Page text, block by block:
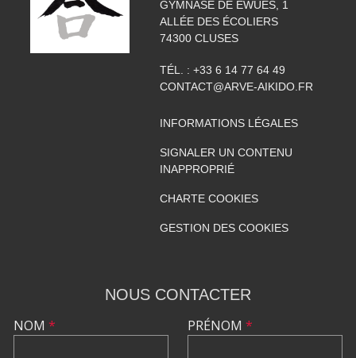
GYMNASE DE EWÜES, 1
ALLÉE DES ÉCOLIERS
74300 CLUSES
TÉL. : +33 6 14 77 64 49
CONTACT@ARVE-AIKIDO.FR
INFORMATIONS LÉGALES
SIGNALER UN CONTENU
INAPPROPRIÉ
CHARTE COOKIES
GESTION DES COOKIES
NOUS CONTACTER
NOM * PRÉNOM *